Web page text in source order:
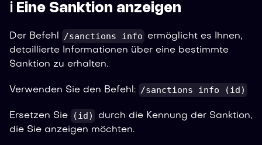
ℹ️ Eine Sanktion anzeigen
Der Befehl /sanctions info ermöglicht es Ihnen,
detaillierte Informationen über eine bestimmte
Sanktion zu erhalten.
Verwenden Sie den Befehl: /sanctions info (id)
Ersetzen Sie (id)
durch die Kennung der Sanktion,
die Sie anzeigen möchten.